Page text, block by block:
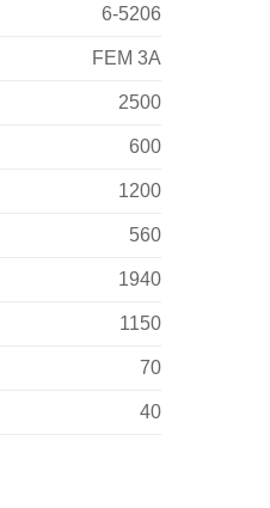
6-5206
FEM 3A
2500
600
1200
560
1940
1150
70
40